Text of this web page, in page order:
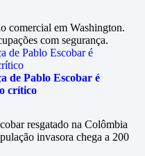
comercial em Washington.
com segurança.
de Pablo Escobar é
crítico
resgatado na Colômbia
invasora chega a 200